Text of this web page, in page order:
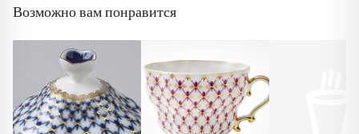
Возможно вам понравится